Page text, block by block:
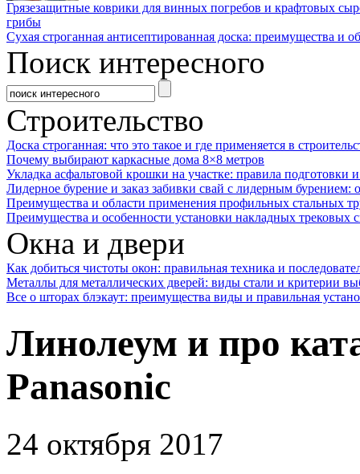
Грязезащитные коврики для винных погребов и крафтовых
грибы
Сухая строганная антисептированная доска: преимущества и
Поиск интересного
Строительство
Доска строганная: что это такое и где применяется в
Почему выбирают каркасные дома 8×8 метров
Укладка асфальтовой крошки на участке: правила подготовки
Лидерное бурение и заказ забивки свай с лидерным бурением:
Преимущества и области применения профильных стальных
Преимущества и особенности установки накладных трековых
Окна и двери
Как добиться чистоты окон: правильная техника и
Металлы для металлических дверей: виды стали и критерии
Все о шторах блэкаут: преимущества виды и правильная
Линолеум и про
Panasonic
24 октября 2017